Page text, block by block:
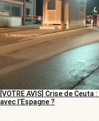
[VOTRE AVIS] Crise de
avec l’Espagne ?